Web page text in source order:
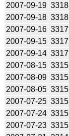
2007-09-19 3318
2007-09-18 3318
2007-09-16 3317
2007-09-15 3317
2007-09-14 3317
2007-08-15 3315
2007-08-09 3315
2007-08-05 3315
2007-07-25 3315
2007-07-24 3315
2007-07-23 3315